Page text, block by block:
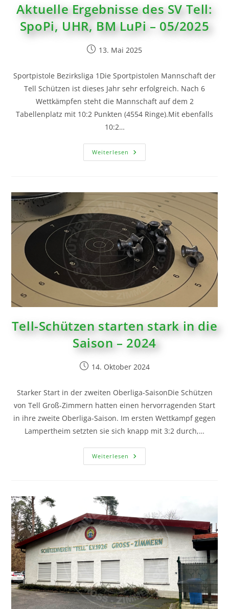
Aktuelle Ergebnisse des SV Tell:
SpoPi, UHR, BM LuPi – 05/2025
13. Mai 2025
Sportpistole Bezirksliga 1Die Sportpistolen Mannschaft der
Tell Schützen ist dieses Jahr sehr erfolgreich. Nach 6
Wettkämpfen steht die Mannschaft auf dem 2
Tabellenplatz mit 10:2 Punkten (4554 Ringe).Mit ebenfalls
10:2…
Weiterlesen
Tell-Schützen starten stark in die
Saison – 2024
14. Oktober 2024
Starker Start in der zweiten Oberliga-SaisonDie Schützen
von Tell Groß-Zimmern hatten einen hervorragenden Start
in ihre zweite Oberliga-Saison. Im ersten Wettkampf gegen
Lampertheim setzten sie sich knapp mit 3:2 durch,…
Weiterlesen